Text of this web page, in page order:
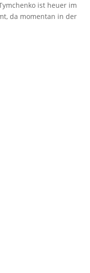
ist heuer im
da momentan in der